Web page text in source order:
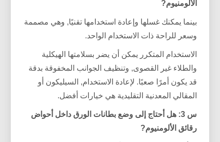
الألومنيوم?
بينما يمكنك غسلها وإعادة استخدامها تقنيًا, وهي مصممة
وسعر للراحة ذات الاستخدام الواحد.
الاستخدام المتكرر يمكن أن يضر بسلامتها الهيكلية
والطلاء غير القصوى, وتنظيف الجوانب المخفوقة بدقة
قد يكون أمرًا صعبًا. لإعادة الاستخدام, السيليكون أو
المقالي المعدنية التقليدية هي خيارات أفضل.
س 3: هل أحتاج إلى وضع بطانات الورق داخل أحواض
رقائق الألومنيوم?